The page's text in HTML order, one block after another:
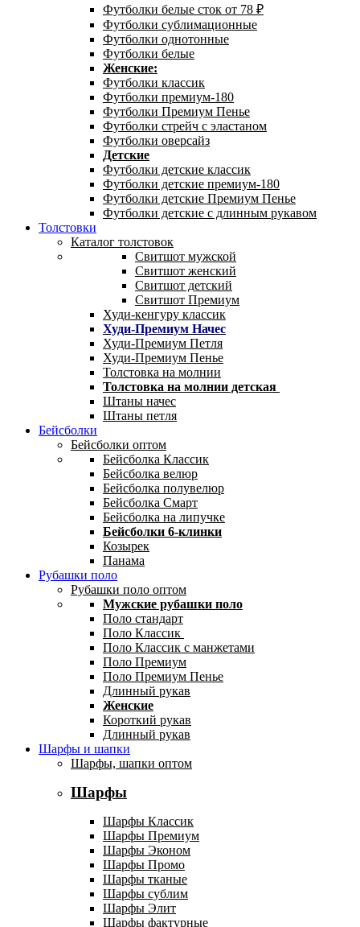
Футболки белые сток от 78 ₽
Футболки сублимационные
Футболки однотонные
Футболки белые
Женские:
Футболки классик
Футболки премиум-180
Футболки Премиум Пенье
Футболки стрейч с эластаном
Футболки оверсайз
Детские
Футболки детские классик
Футболки детские премиум-180
Футболки детские Премиум Пенье
Футболки детские с длинным рукавом
Толстовки
Каталог толстовок
Свитшот мужской
Свитшот женский
Свитшот детский
Свитшот Премиум
Худи-кенгуру классик
Худи-Премиум Начес
Худи-Премиум Петля
Худи-Премиум Пенье
Толстовка на молнии
Толстовка на молнии детская
Штаны начес
Штаны петля
Бейсболки
Бейсболки оптом
Бейсболка Классик
Бейсболка велюр
Бейсболка полувелюр
Бейсболка Смарт
Бейсболка на липучке
Бейсболки 6-клинки
Козырек
Панама
Рубашки поло
Рубашки поло оптом
Мужские рубашки поло
Поло стандарт
Поло Классик
Поло Классик с манжетами
Поло Премиум
Поло Премиум Пенье
Длинный рукав
Женские
Короткий рукав
Длинный рукав
Шарфы и шапки
Шарфы, шапки оптом
Шарфы
Шарфы Классик
Шарфы Премиум
Шарфы Эконом
Шарфы Промо
Шарфы тканые
Шарфы сублим
Шарфы Элит
Шарфы фактурные